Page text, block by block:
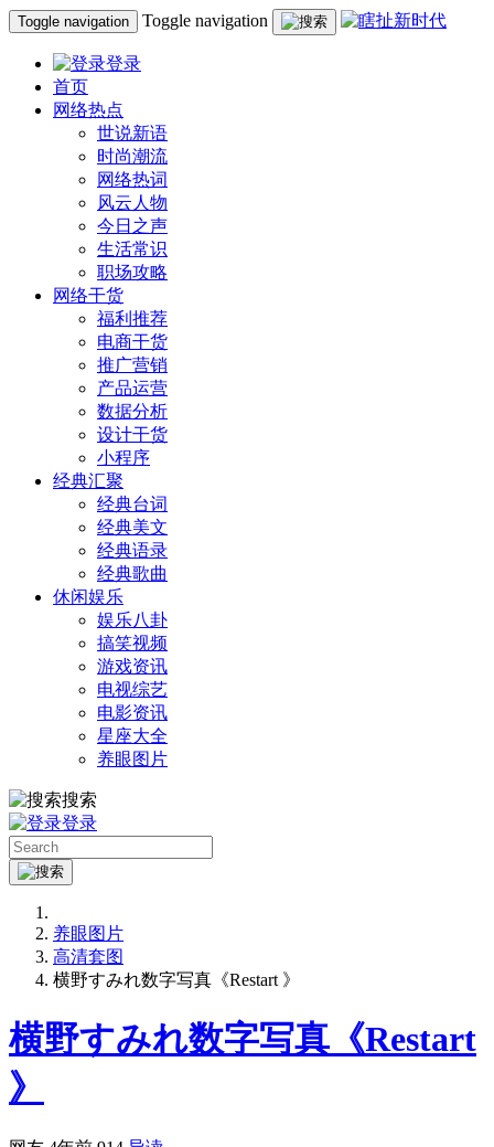
Toggle navigation Toggle navigation
登录
首页
网络热点
世说新语
时尚潮流
网络热词
风云人物
今日之声
生活常识
职场攻略
网络干货
福利推荐
电商干货
推广营销
产品运营
数据分析
设计干货
小程序
经典汇聚
经典台词
经典美文
经典语录
经典歌曲
休闲娱乐
娱乐八卦
搞笑视频
游戏资讯
电视综艺
电影资讯
星座大全
养眼图片
搜索
登录
养眼图片
高清套图
横野すみれ数字写真《Restart 》
横野すみれ数字写真《Restart
》